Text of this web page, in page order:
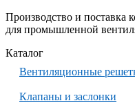
Производство и поставка
для промышленной
Каталог
Вентиляционные
Клапаны и заслонки